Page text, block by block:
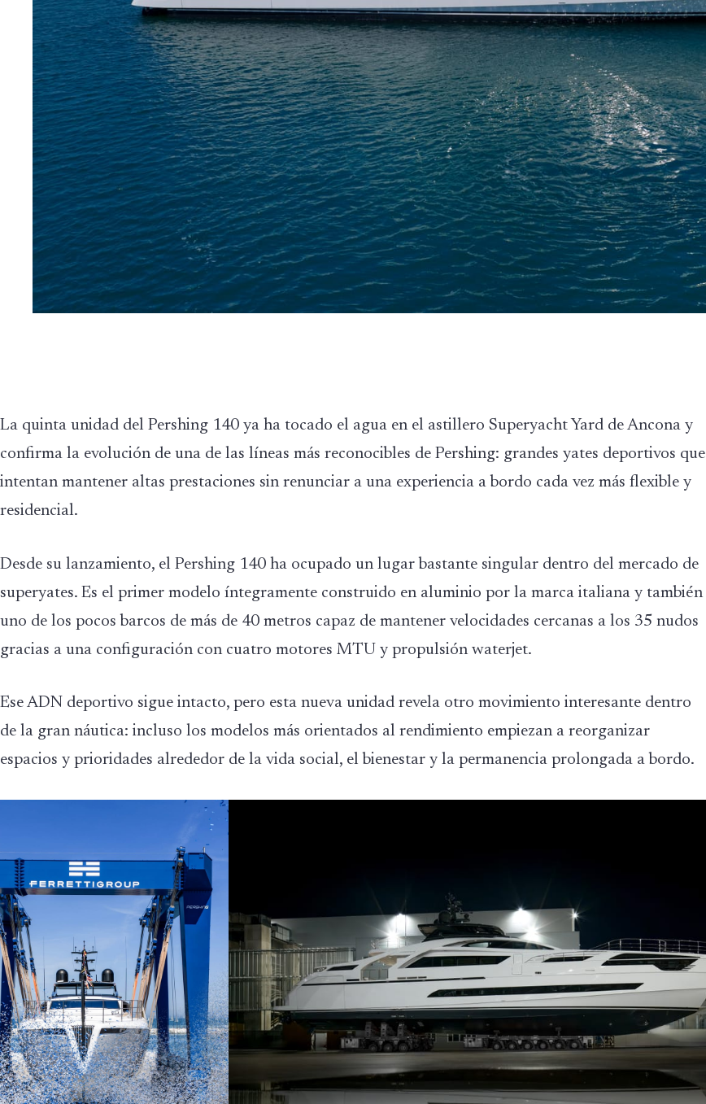
La quinta unidad del Pershing 140 ya ha tocado el agua en el astillero Superyacht Yard de Ancona y
confirma la evolución de una de las líneas más reconocibles de Pershing: grandes yates deportivos que
intentan mantener altas prestaciones sin renunciar a una experiencia a bordo cada vez más flexible y
residencial.
Desde su lanzamiento, el Pershing 140 ha ocupado un lugar bastante singular dentro del mercado de
superyates. Es el primer modelo íntegramente construido en aluminio por la marca italiana y también
uno de los pocos barcos de más de 40 metros capaz de mantener velocidades cercanas a los 35 nudos
gracias a una configuración con cuatro motores MTU y propulsión waterjet.
Ese ADN deportivo sigue intacto, pero esta nueva unidad revela otro movimiento interesante dentro
de la gran náutica: incluso los modelos más orientados al rendimiento empiezan a reorganizar
espacios y prioridades alrededor de la vida social, el bienestar y la permanencia prolongada a bordo.